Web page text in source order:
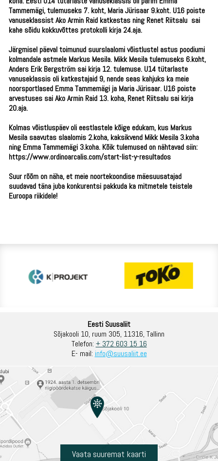
Tammemägi, tulemuseks 7. koht, Maria Jürisaar 9.koht. U16 poiste
vanuseklassist Ako Armin Raid katkestas ning Renet Riitsalu sai
kahe sõidu kokkuvõttes protokolli kirja 24.aja.
Järgmisel päeval toimunud suurslaalomi võistlustel astus poodiumi
kolmandale astmele Markus Mesila. Mikk Mesila tulemuseks 6.koht,
Anders Erik Bergström sai kirja 12. tulemuse. U14 tütarlaste
vanuseklassis oli katkestajaid 9, nende seas kahjuks ka meie
noorsportlased Emma Tammemägi ja Maria Jürisaar. U16 poiste
arvestuses sai Ako Armin Raid 13. koha, Renet Riitsalu sai kirja
20.aja.
Kolmas võistluspäev oli eestlastele kõige edukam, kus Markus
Mesila saavutas slaalomis 2.koha, kaksikvend Mikk Mesila 3.koha
ning Emma Tammemägi 3.koha. Kõik tulemused on nähtavad siin:
https://www.ordinoarcalis.com/start-list-y-resultados
Suur rõõm on näha, et meie noortekoondise mäesuusatajad
suudavad täna juba konkurentsi pakkuda ka mitmetele teistele
Euroopa riikidele!
Eesti Suusaliit
Sõjakooli 10, ruum 305, 11316, Tallinn
Telefon: + 372 603 15 16
E- mail: info@suusaliit.ee
Vaata suuremat kaarti